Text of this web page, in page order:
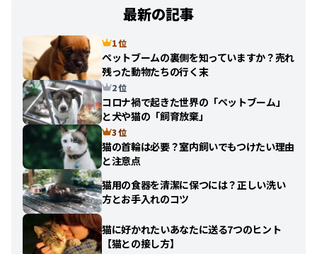
最新の記事
1 位
ペットブームの裏側を知っていますか？売れ
残った動物たちの行く末
2 位
コロナ禍で起きた世界の「ペットブーム」
と犬や猫の「飼育放棄」
3 位
猫の首輪は必要？室内飼いでもつけたい理由
と注意点
猫用の食器を清潔に保つには？正しい洗い
方とお手入れのコツ
猫に好かれたいあなたに送る7つのヒント
【猫との接し方】